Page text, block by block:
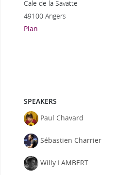
Cale de la Savatte
49100 Angers
Plan
SPEAKERS
Paul Chavard
Sébastien Charrier
Willy LAMBERT